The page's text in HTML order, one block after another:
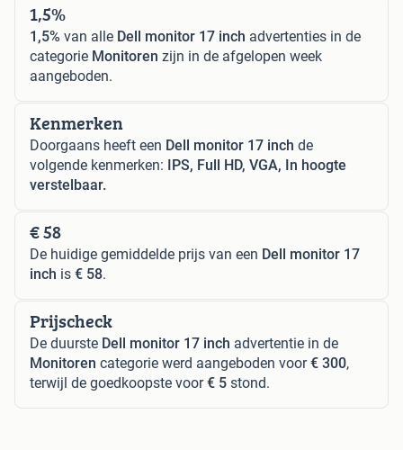
1,5%
1,5% van alle Dell monitor 17 inch advertenties in de
categorie Monitoren zijn in de afgelopen week
aangeboden.
Kenmerken
Doorgaans heeft een Dell monitor 17 inch de
volgende kenmerken:
IPS, Full HD, VGA, In hoogte
verstelbaar.
€ 58
De huidige gemiddelde prijs van een Dell monitor 17
inch is € 58.
Prijscheck
De duurste Dell monitor 17 inch advertentie in de
Monitoren categorie werd aangeboden voor€ 300,
terwijl de goedkoopste voor€ 5 stond.